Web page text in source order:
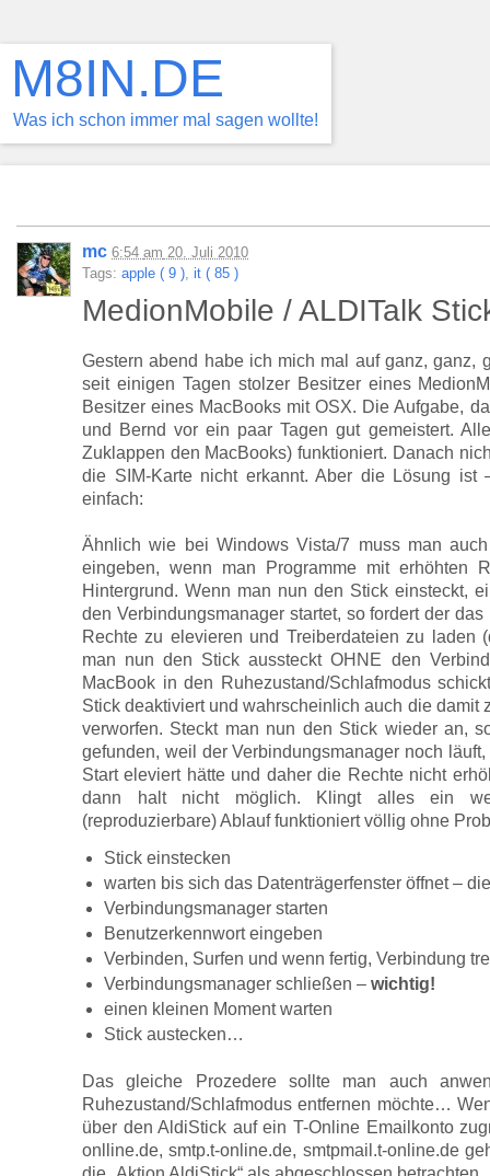
M8IN.DE
Was ich schon immer mal sagen wollte!
mc 6:54 am 20. Juli 2010
Tags: apple ( 9 ), it ( 85 )
MedionMobile / ALDITalk
Gestern abend habe ich mich mal auf ganz, ganz,
seit einigen Tagen stolzer Besitzer eines
Besitzer eines MacBooks mit OSX. Die Aufgabe,
und Bernd vor ein paar Tagen gut gemeistert.
Zuklappen den MacBooks) funktioniert. Danach
die SIM-Karte nicht erkannt. Aber die Lösung
einfach:
Ähnlich wie bei Windows Vista/7 muss man
eingeben, wenn man Programme mit erhöhten
Hintergrund. Wenn man nun den Stick einsteckt,
den Verbindungsmanager startet, so fordert der
Rechte zu elevieren und Treiberdateien zu laden
man nun den Stick aussteckt OHNE den
MacBook in den Ruhezustand/Schlafmodus
Stick deaktiviert und wahrscheinlich auch die damit
verworfen. Steckt man nun den Stick wieder an,
gefunden, weil der Verbindungsmanager noch
Start eleviert hätte und daher die Rechte nicht
dann halt nicht möglich. Klingt alles ein
(reproduzierbare) Ablauf funktioniert völlig ohne
Stick einstecken
warten bis sich das Datenträgerfenster öffnet –
Verbindungsmanager starten
Benutzerkennwort eingeben
Verbinden, Surfen und wenn fertig, Verbindung
Verbindungsmanager schließen – wichtig!
einen kleinen Moment warten
Stick austecken…
Das gleiche Prozedere sollte man auch
Ruhezustand/Schlafmodus entfernen möchte…
über den AldiStick auf ein T-Online Emailkonto
onlline.de, smtp.t-online.de, smtpmail.t-online.de